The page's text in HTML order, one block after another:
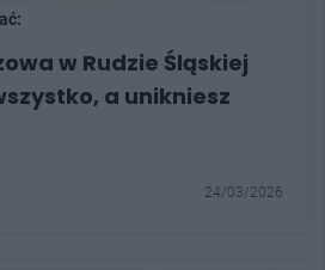
w Rudzie Śląskiej
a unikniesz
24/03/2026